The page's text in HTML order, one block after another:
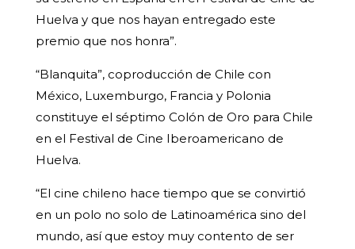
Huelva y que nos hayan entregado este
premio que nos honra”.
“Blanquita”, coproducción de Chile con
México, Luxemburgo, Francia y Polonia
constituye el séptimo Colón de Oro para Chile
en el Festival de Cine Iberoamericano de
Huelva.
“El cine chileno hace tiempo que se convirtió
en un polo no solo de Latinoamérica sino del
mundo, así que estoy muy contento de ser